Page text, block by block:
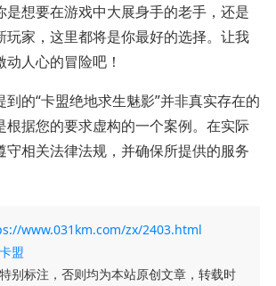
是想要在游戏中大展身手的老手，还是
玩家，这里都将是你最好的选择。让我
人心的冒险吧！
的“卡盟绝地求生魅影”并非真实存在的
根据您的要求虚构的一个案例。在实际
守相关法律法规，并确保所提供的服务
www.031km.com/zx/2403.html
盟
别标注，否则均为本站原创文章，转载时